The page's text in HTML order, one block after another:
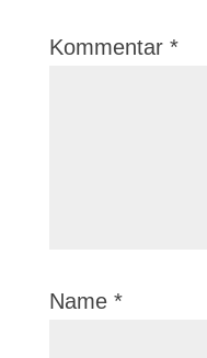
Kommentar *
Name *